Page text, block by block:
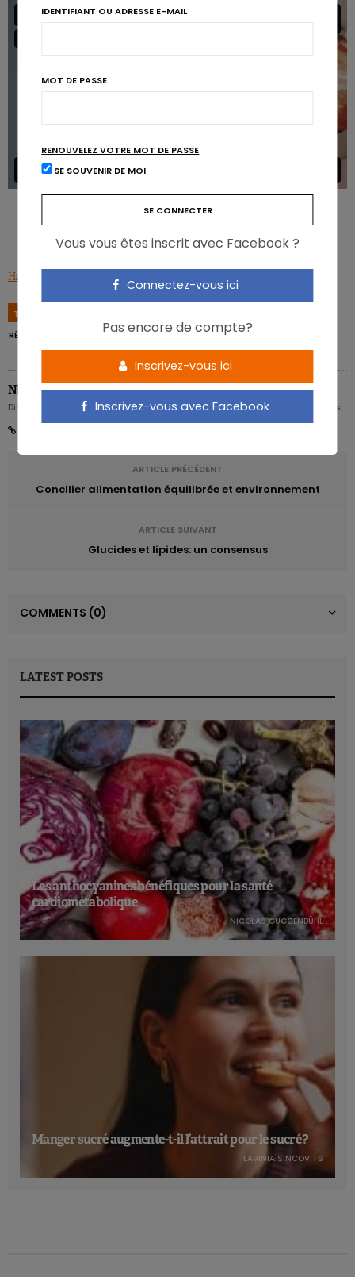
Tous nos articles à propos du
Hansen L. et al., Nature Communications, 2018, 9(1), 4630.
TAGS
RÉGIME SANS GLUTEN
Nicolas Rousseau
Diététicien nutritionniste Karott' - Partner, Digital Expert & Nutrition Strategist
ARTICLE PRÉCÉDENT
Concilier alimentation équilibrée et environnement
ARTICLE SUIVANT
Glucides et lipides: un consensus
COMMENTS (0)
LATEST POSTS
Les anthocyanines bénéfiques pour la santé
cardiométabolique
NICOLAS GUGGENBÜHL
Manger sucré augmente-t-il l’attrait pour le sucré ?
LAVINIA SINCOVITS
IDENTIFIANT OU ADRESSE E-MAIL
MOT DE PASSE
RENOUVELEZ VOTRE MOT DE PASSE
SE SOUVENIR DE MOI
Vous vous êtes inscrit avec Facebook ?
Connectez-vous ici
Pas encore de compte?
Inscrivez-vous ici
Inscrivez-vous avec Facebook